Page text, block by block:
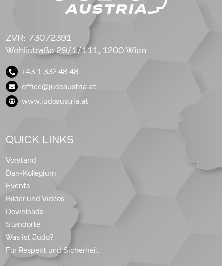
ZVR: 73072391
Wehlistraße 29/1/111, 1200 Wien
+43 1 332 48 48
office@judoaustria.at
www.judoaustria.at
QUICK LINKS
Vorstand
Dan-Kollegium
Events
Bilder und Videos
Downloads
Standorte
Was ist Judo?
Für Respekt und Sicherheit